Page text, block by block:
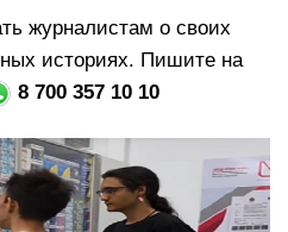
и
г
журналистам о своих
историях. Пишите на
8 700 357 10 10